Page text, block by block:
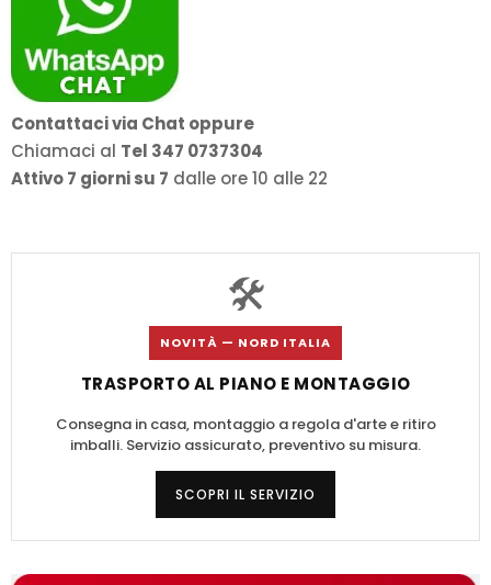
Contattaci via Chat oppure
Chiamaci al Tel 347 0737304
Attivo 7 giorni su 7 dalle ore 10 alle 22
🛠️
NOVITÀ — NORD ITALIA
TRASPORTO AL PIANO E MONTAGGIO
Consegna in casa, montaggio a regola d'arte e ritiro
imballi. Servizio assicurato, preventivo su misura.
SCOPRI IL SERVIZIO